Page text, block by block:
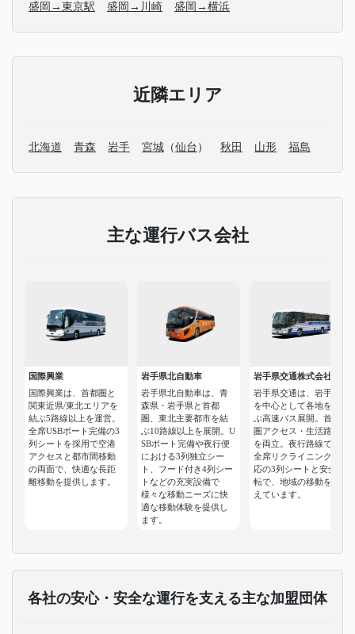
盛岡→東京駅 盛岡→川崎 盛岡→横浜
近隣エリア
北海道 青森 岩手 宮城 （仙台 ） 秋田 山形 福島
主な運行バス会社
国際興業
国際興業は、首都圏と
関東近県/東北エリアを
結ぶ5路線以上を運営。
全席USBポート完備の3
列シートを採用で空港
アクセスと都市間移動
の両面で、快適な長距
離移動を提供します。
岩手県北自動車
岩手県北自動車は、青
森県・岩手県と首都
圏、東北主要都市を結
ぶ10路線以上を展開。U
SBポート完備や夜行便
における3列独立シー
ト、フード付き4列シー
トなどの充実設備で
様々な移動ニーズに快
適な移動体験を提供し
ます。
岩手県交通株式会社
岩手県交通は、岩手県
を中心として各地を結
ぶ高速バス展開。首都
圏アクセス・生活路線
を両立。夜行路線では
全席リクライニング対
応の3列シートと安全運
転で、地域の移動を支
えています。
各社の安心・安全な運行を支える主な加盟団体